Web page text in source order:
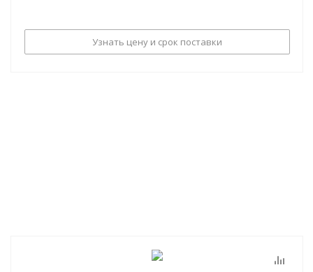
Узнать цену и срок поставки